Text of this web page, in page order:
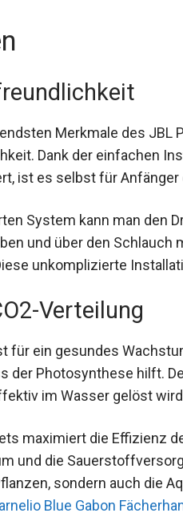
Merkmale des JBL
Dank der einfachen
ist es selbst für Anfänger
System kann man den
und über den Schlauch
unkomplizierte
Verteilung
für ein gesundes
der Photosynthese hilft.
im Wasser gelöst
maximiert die Effizienz
und die
sondern auch die
Blue Gabon